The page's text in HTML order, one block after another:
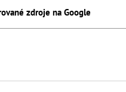
zdroje na Google